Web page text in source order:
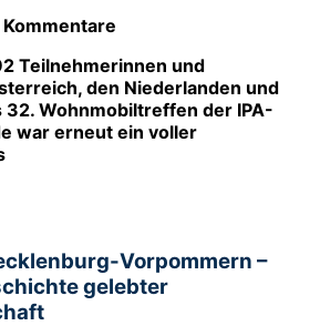
Kommentare
Teilnehmerinnen und
den Niederlanden und
32. Wohnmobiltreffen der IPA-
war erneut ein voller
Vorpommern –
gelebter